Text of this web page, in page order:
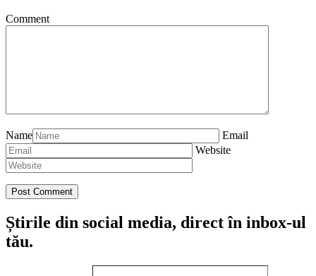
Comment
Name
Email
Website
Știrile din social media, direct în inbox-ul
tău.